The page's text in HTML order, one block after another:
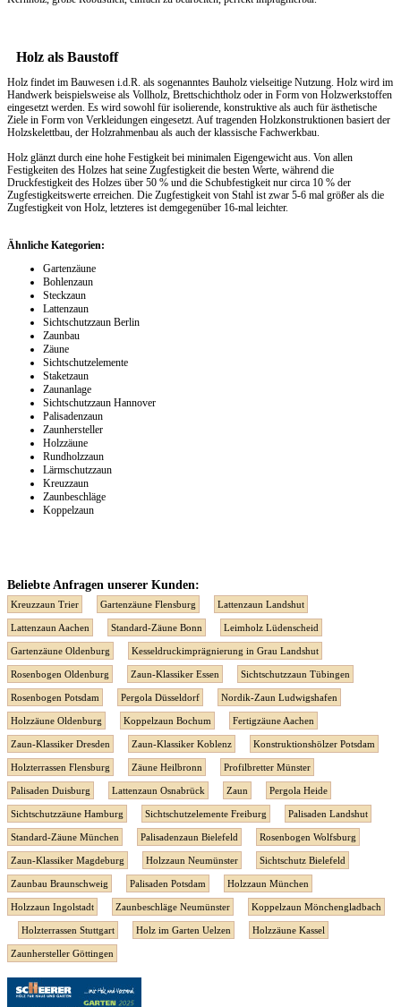
Holz als Baustoff
Holz findet im Bauwesen i.d.R. als sogenanntes Bauholz vielseitige Nutzung. Holz wird im
Handwerk beispielsweise als Vollholz, Brettschichtholz oder in Form von Holzwerkstoffen
eingesetzt werden. Es wird sowohl für isolierende, konstruktive als auch für ästhetische
Ziele in Form von Verkleidungen eingesetzt. Auf tragenden Holzkonstruktionen basiert der
Holzskelettbau, der Holzrahmenbau als auch der klassische Fachwerkbau.
Holz glänzt durch eine hohe Festigkeit bei minimalen Eigengewicht aus. Von allen
Festigkeiten des Holzes hat seine Zugfestigkeit die besten Werte, während die
Druckfestigkeit des Holzes über 50 % und die Schubfestigkeit nur circa 10 % der
Zugfestigkeitswerte erreichen. Die Zugfestigkeit von Stahl ist zwar 5-6 mal größer als die
Zugfestigkeit von Holz, letzteres ist demgegenüber 16-mal leichter.
Ähnliche Kategorien:
Gartenzäune
Bohlenzaun
Steckzaun
Lattenzaun
Sichtschutzzaun Berlin
Zaunbau
Zäune
Sichtschutzelemente
Staketzaun
Zaunanlage
Sichtschutzzaun Hannover
Palisadenzaun
Zaunhersteller
Holzzäune
Rundholzzaun
Lärmschutzzaun
Kreuzzaun
Zaunbeschläge
Koppelzaun
Beliebte Anfragen unserer Kunden:
Kreuzzaun Trier Gartenzäune Flensburg Lattenzaun Landshut
Lattenzaun Aachen Standard-Zäune Bonn Leimholz Lüdenscheid
Gartenzäune Oldenburg Kesseldruckimprägnierung in Grau Landshut
Rosenbogen Oldenburg Zaun-Klassiker Essen Sichtschutzzaun Tübingen
Rosenbogen Potsdam Pergola Düsseldorf Nordik-Zaun Ludwigshafen
Holzzäune Oldenburg Koppelzaun Bochum Fertigzäune Aachen
Zaun-Klassiker Dresden Zaun-Klassiker Koblenz Konstruktionshölzer Potsdam
Holzterrassen Flensburg Zäune Heilbronn Profilbretter Münster
Palisaden Duisburg Lattenzaun Osnabrück Zaun Pergola Heide
Sichtschutzzäune Hamburg Sichtschutzelemente Freiburg Palisaden Landshut
Standard-Zäune München Palisadenzaun Bielefeld Rosenbogen Wolfsburg
Zaun-Klassiker Magdeburg Holzzaun Neumünster Sichtschutz Bielefeld
Zaunbau Braunschweig Palisaden Potsdam Holzzaun München
Holzzaun Ingolstadt Zaunbeschläge Neumünster Koppelzaun Mönchengladbach
Holzterrassen Stuttgart Holz im Garten Uelzen Holzzäune Kassel
Zaunhersteller Göttingen